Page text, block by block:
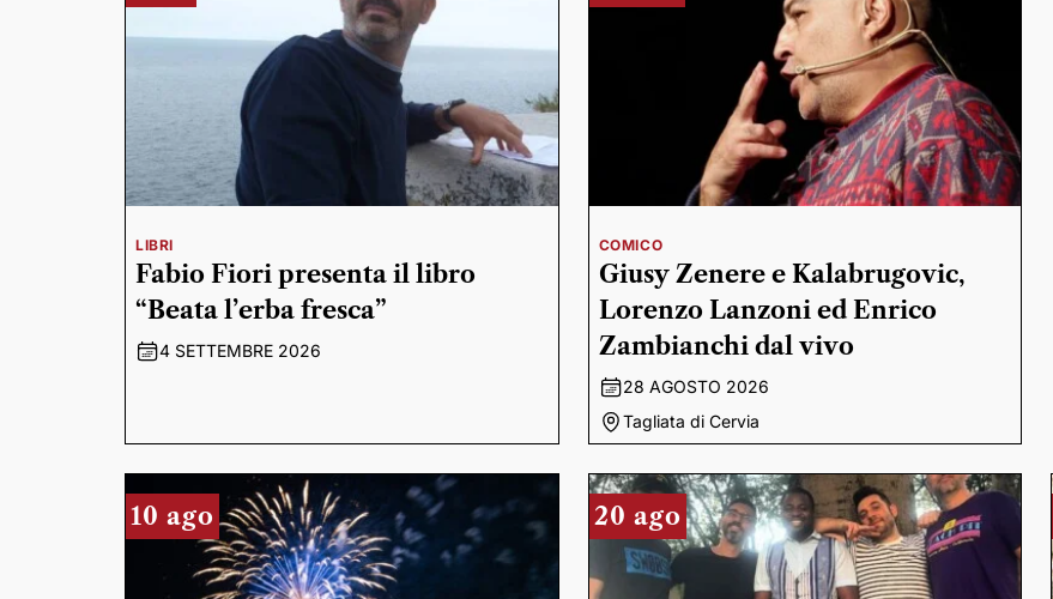
LIBRI
Fabio Fiori presenta il libro
“Beata l’erba fresca”
4 SETTEMBRE 2026
COMICO
Giusy Zenere e Kalabrugovic,
Lorenzo Lanzoni ed Enrico
Zambianchi dal vivo
28 AGOSTO 2026
Tagliata di Cervia
10 ago 20 ago